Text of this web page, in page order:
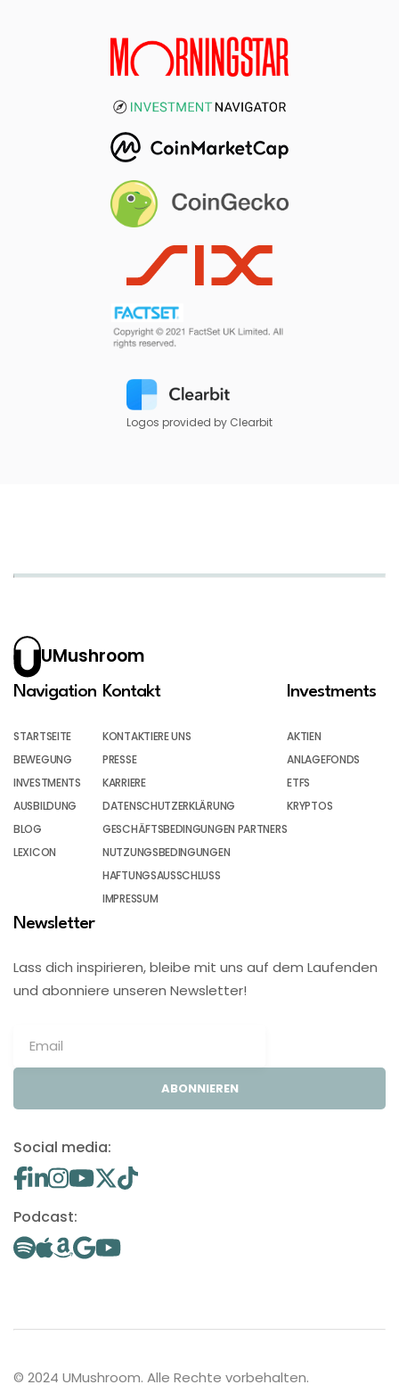
Logos provided by Clearbit
UMushroom
Navigation
STARTSEITE
BEWEGUNG
INVESTMENTS
AUSBILDUNG
BLOG
LEXICON
Kontakt
KONTAKTIERE UNS
PRESSE
KARRIERE
DATENSCHUTZERKLÄRUNG
GESCHÄFTSBEDINGUNGEN PARTNERS
NUTZUNGSBEDINGUNGEN
HAFTUNGSAUSSCHLUSS
IMPRESSUM
Investments
AKTIEN
ANLAGEFONDS
ETFS
KRYPTOS
Newsletter
Lass dich inspirieren, bleibe mit uns auf dem Laufenden
und abonniere unseren Newsletter!
ABONNIEREN
Social media:
Podcast:
© 2024 UMushroom. Alle Rechte vorbehalten.